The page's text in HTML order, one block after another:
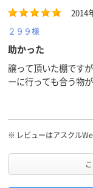
封筒などで発送して
2014
２９９様
助かった
譲って頂いた棚です
ーに行っても合う物
※ レビューはアスクル